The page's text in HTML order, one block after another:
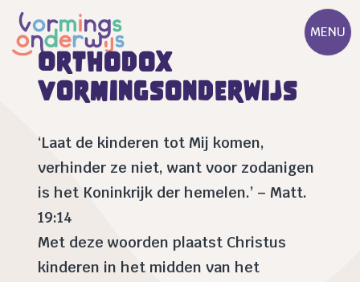
MENU
Orthodox
vormingsonderwijs
‘Laat de kinderen tot Mij komen,
verhinder ze niet, want voor zodanigen
is het Koninkrijk der hemelen.’ – Matt.
19:14
Met deze woorden plaatst Christus
kinderen in het midden van het